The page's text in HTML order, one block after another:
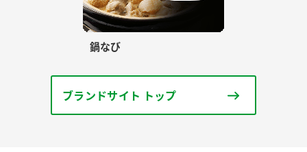
鍋なび
ブランドサイト トップ